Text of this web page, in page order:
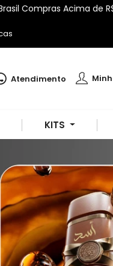
Acima de
Atendimento
KITS
Compra